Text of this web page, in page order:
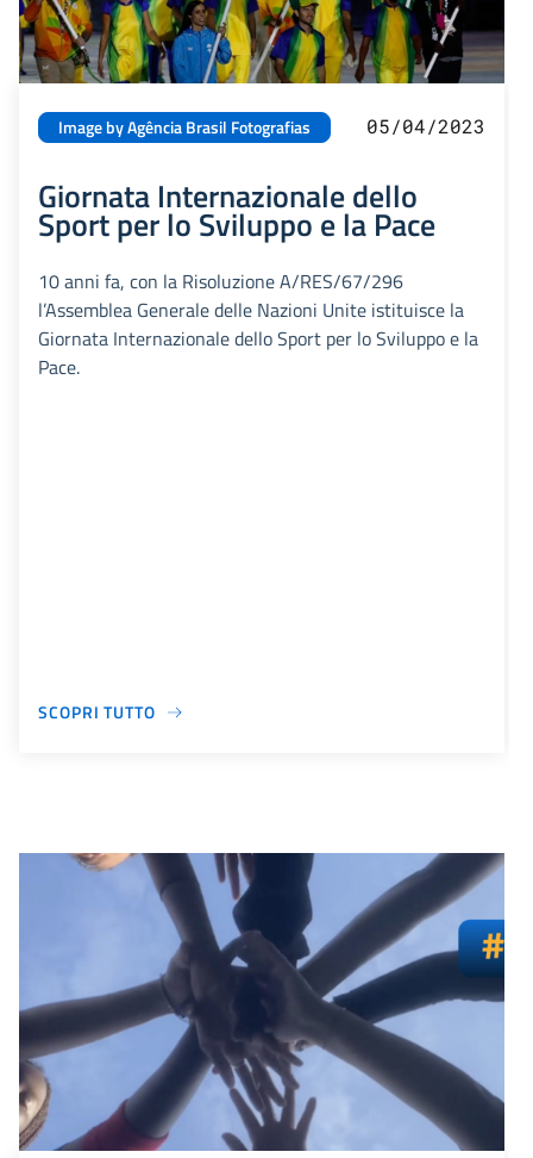
Image by Agência Brasil Fotografias 05/04/2023
Giornata Internazionale dello
Sport per lo Sviluppo e la Pace
10 anni fa, con la Risoluzione A/RES/67/296
l’Assemblea Generale delle Nazioni Unite istituisce la
Giornata Internazionale dello Sport per lo Sviluppo e la
Pace.
SCOPRI TUTTO